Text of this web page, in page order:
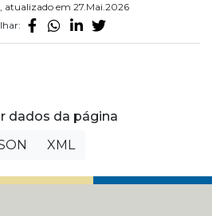
atualizado em 27.Mai.2026
dados da página
XML